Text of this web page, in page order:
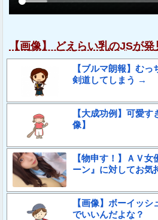
【画像】 どえらい乳のJSが
【ブルマ朗報】む
剣道してしまう →
【大成功例】可愛
像】
【物申す！】ＡＶ
ーン』に対してお気
【画像】ボーイッ
でいいんだよな？